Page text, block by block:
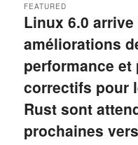
Linux 6.0
améliorations
performance et
correctifs pour
Rust sont
prochaines
FEATURED